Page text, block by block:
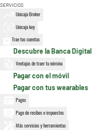
SERVICIOS
Unicaja Broker
Unicaja key
Trae tus cuentas
Descubre la Banca Digital
Ventajas de traer tu nómina
Pagar con el móvil
Pagar con tus wearables
Pagos
Pago de recibos e impuestos
Más servicios y herramientas